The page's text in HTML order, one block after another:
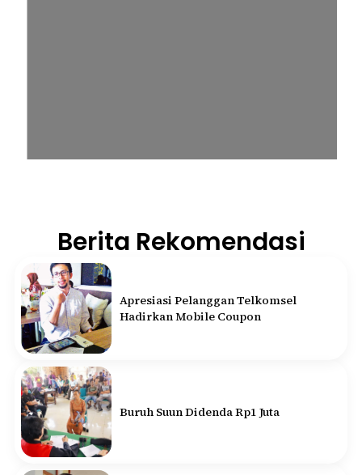
Berita Rekomendasi
Apresiasi Pelanggan Telkomsel
Hadirkan Mobile Coupon
Buruh Suun Didenda Rp1 Juta